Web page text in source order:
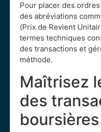
Pour placer des
des abréviations
(Prix de Revient
termes techniques
des transactions et
méthode.
Maîtrisez
des
boursières